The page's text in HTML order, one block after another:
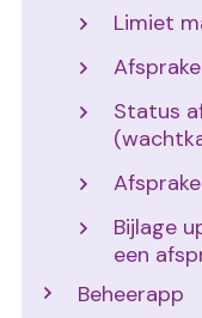
Limiet
Status
Bijlage
een
Beheerapp